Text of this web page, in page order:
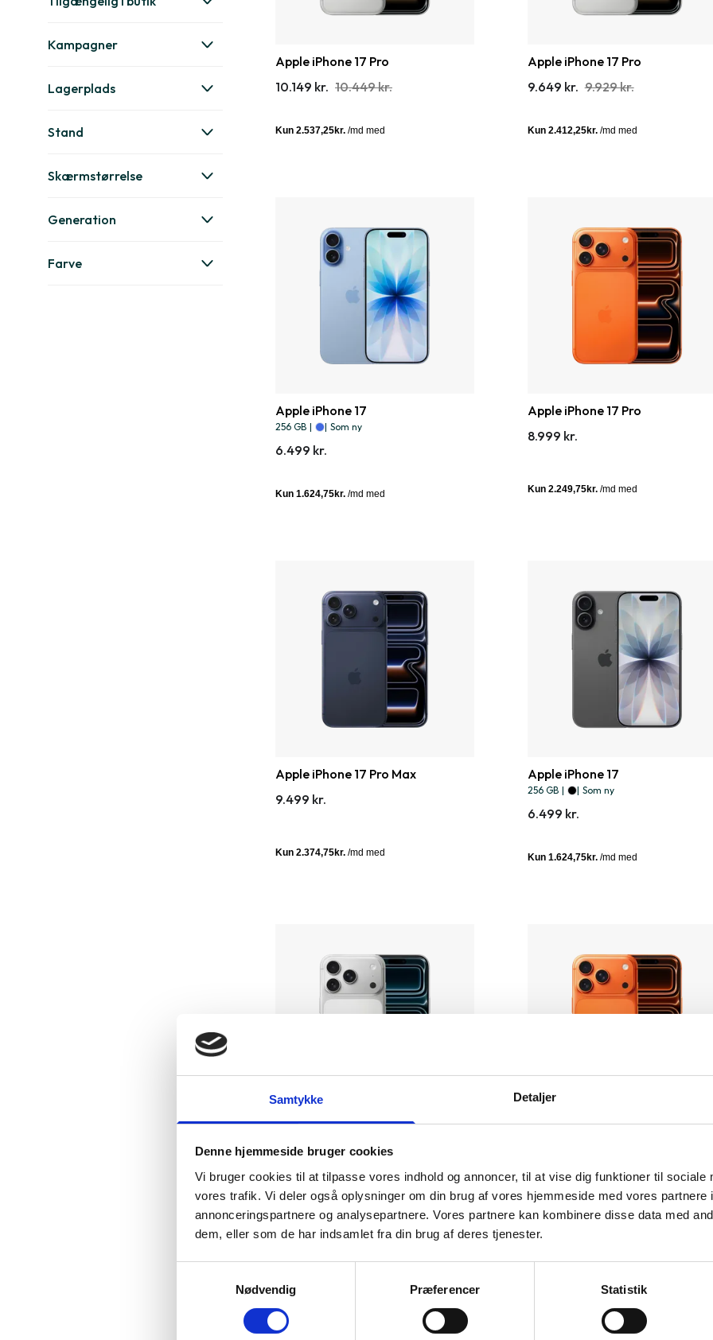
Samtykke Detaljer
Denne hjemmeside bruger cookies
Vi bruger cookies til at tilpasse vores indhold og annoncer, til at vise dig funktioner til sociale
vores trafik. Vi deler også oplysninger om din brug af vores hjemmeside med vores partnere
annonceringspartnere og analysepartnere. Vores partnere kan kombinere disse data med
dem, eller som de har indsamlet fra din brug af deres tjenester.
Nødvendig
Præferencer Statistik
Kampagner
Lagerplads
Stand
Skærmstørrelse
Generation
Farve
Apple iPhone 17 Pro
10.149 kr. 10.449 kr.
Apple iPhone 17 Pro
9.649 kr. 9.929 kr.
Apple iPhone 17
256 GB | | Som ny
6.499 kr.
Apple iPhone 17 Pro
8.999 kr.
Apple iPhone 17 Pro Max
9.499 kr.
Apple iPhone 17
256 GB | | Som ny
6.499 kr.